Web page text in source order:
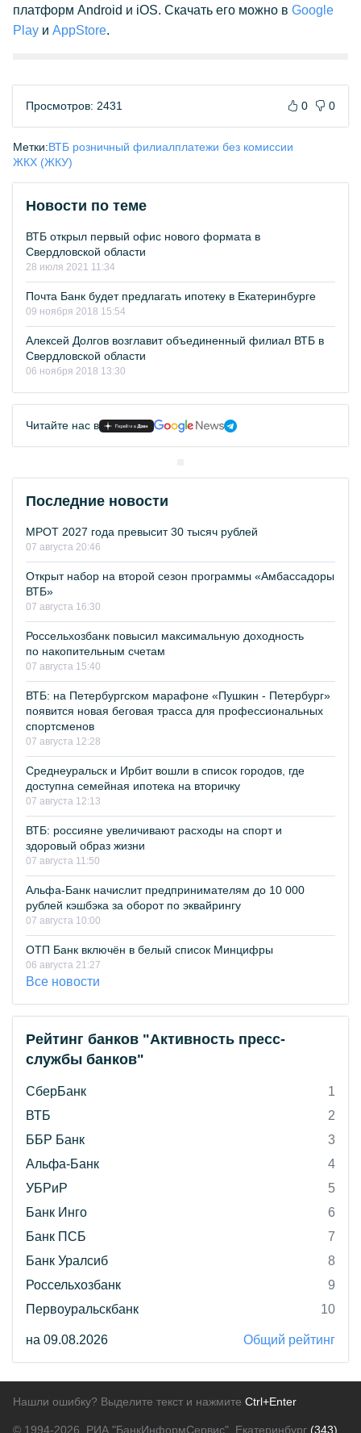
платформ Android и iOS. Скачать его можно в Google
Play и AppStore.
Просмотров: 2431 0 0
Метки:ВТБ розничный филиалплатежи без комиссии
ЖКХ (ЖКУ)
Новости по теме
ВТБ открыл первый офис нового формата в
Свердловской области
28 июля 2021 11:34
Почта Банк будет предлагать ипотеку в Екатеринбурге
09 ноября 2018 15:54
Алексей Долгов возглавит объединенный филиал ВТБ в
Свердловской области
06 ноября 2018 13:30
Читайте нас в
Последние новости
МРОТ 2027 года превысит 30 тысяч рублей
07 августа 20:46
Открыт набор на второй сезон программы «Амбассадоры
ВТБ»
07 августа 16:30
Россельхозбанк повысил максимальную доходность
по накопительным счетам
07 августа 15:40
ВТБ: на Петербургском марафоне «Пушкин - Петербург»
появится новая беговая трасса для профессиональных
спортсменов
07 августа 12:28
Среднеуральск и Ирбит вошли в список городов, где
доступна семейная ипотека на вторичку
07 августа 12:13
ВТБ: россияне увеличивают расходы на спорт и
здоровый образ жизни
07 августа 11:50
Альфа-Банк начислит предпринимателям до 10 000
рублей кэшбэка за оборот по эквайрингу
07 августа 10:00
ОТП Банк включён в белый список Минцифры
06 августа 21:27
Все новости
Рейтинг банков "Активность пресс-
службы банков"
СберБанк
1
ВТБ
2
ББР Банк
3
Альфа-Банк
4
УБРиР
5
Банк Инго
6
Банк ПСБ
7
Банк Уралсиб
8
Россельхозбанк
9
Первоуральскбанк
10
на 09.08.2026 Общий рейтинг
Нашли ошибку? Выделите текст и нажмите Ctrl+Enter
© 1994-2026. РИА "БанкИнформСервис". Екатеринбург (343)